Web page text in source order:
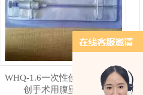
WHQ-1.6一次性使用腹腔镜微
创手术用腹壁吻合器